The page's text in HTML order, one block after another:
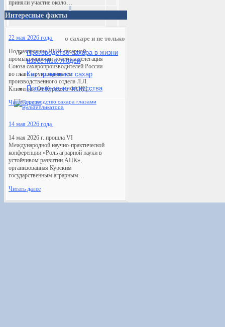
приняли участие около…
Читать далее
22 мая 2026 года
Подразделение НИИ сахарной
промышленности посетила делегация
Союза сахаропроизводителей России
во главе с руководителем
производственного отдела Л.Л.
Клименко. От Курского ФАНЦ…
Читать далее
14 мая 2026 года
14 мая 2026 г. прошла VI
Международной научно-практической
конференции «Роль аграрной науки в
устойчивом развитии АПК»,
организованная Курским
государственным аграрным…
Читать далее
Интересные факты
о сахаре и не только
Производство сахара в жизни
известных людей
Как применяют сахар
Произведения искусства